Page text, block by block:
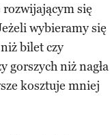
się
wybieramy się
bilet czy
gorszych niż nagła
kosztuje mniej